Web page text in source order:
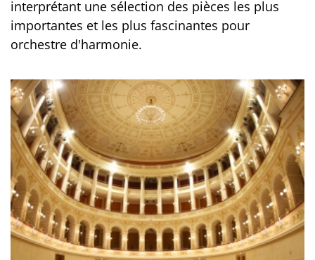
interprétant une sélection des pièces les plus
importantes et les plus fascinantes pour
orchestre d'harmonie.